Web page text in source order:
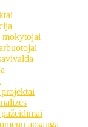
mokytojai
apsauga